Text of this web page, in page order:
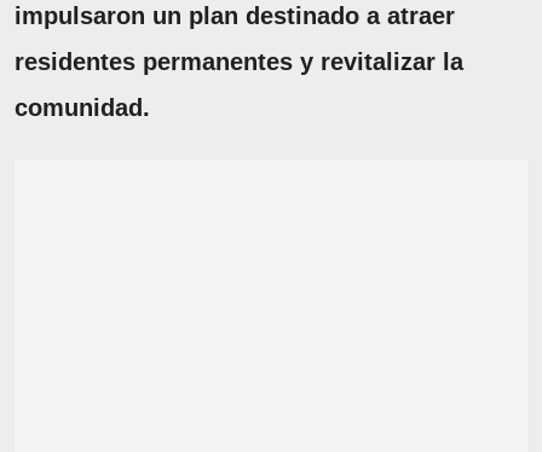
impulsaron un plan destinado a atraer
residentes permanentes y revitalizar la
comunidad.